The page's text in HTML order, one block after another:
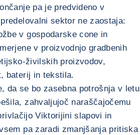
pa je predvideno v
sektor ne zaostaja:
v gospodarske cone in
v proizvodnjo gradbenih
živilskih proizvodov,
baterij in tekstila.
da se bo zasebna potrošnja v letu
zahvaljujoč naraščajočemu
Viktorijini slapovi in
pa zaradi zmanjšanja pritiska